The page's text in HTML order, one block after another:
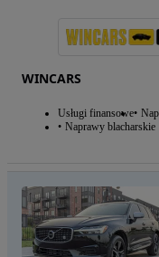
WINCARS
Usługi finansowe
Naprawy blacharskie